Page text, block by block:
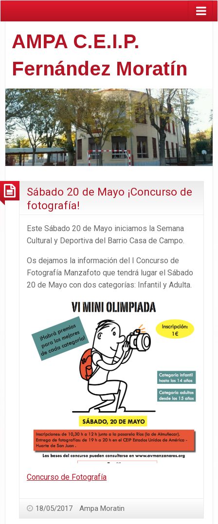
AMPA C.E.I.P.
Fernández Moratín
Sábado 20 de Mayo ¡Concurso de
fotografía!
Este Sábado 20 de Mayo iniciamos la Semana
Cultural y Deportiva del Barrio Casa de Campo.
Os dejamos la información del I Concurso de
Fotografía Manzafoto que tendrá lugar el Sábado
20 de Mayo con dos categorías: Infantil y Adulta.
Concurso de Fotografía
18/05/2017 Ampa Moratin